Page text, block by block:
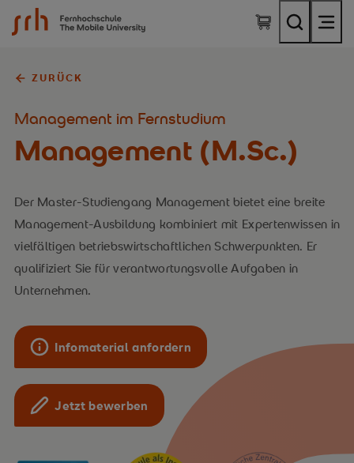
SRH Fernhochschule - The Mobile University
ZURÜCK
Management im Fernstudium
Management (M.Sc.)
Der Master-Studiengang Management bietet eine breite
Management-Ausbildung kombiniert mit Expertenwissen in
vielfältigen betriebswirtschaftlichen Schwerpunkten. Er
qualifiziert Sie für verantwortungsvolle Aufgaben in
Unternehmen.
Infomaterial anfordern
Jetzt bewerben